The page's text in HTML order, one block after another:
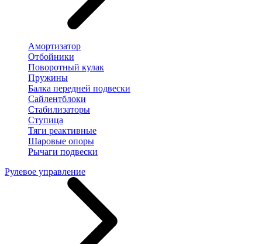
Амортизатор
Отбойники
Поворотный кулак
Пружины
Балка передней подвески
Сайлентблоки
Стабилизаторы
Ступица
Тяги реактивные
Шаровые опоры
Рычаги подвески
Рулевое управление